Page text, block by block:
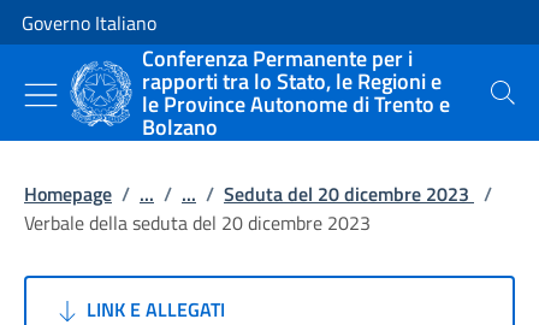
Vai al contenuto
Vai alla navigazione del sito
Governo Italiano
Conferenza Permanente per i
rapporti tra lo Stato, le Regioni e
le Province Autonome di Trento e
Bolzano
Cerca
Homepage / ... / ... / Seduta del 20 dicembre 2023 /
Verbale della seduta del 20 dicembre 2023
LINK E ALLEGATI